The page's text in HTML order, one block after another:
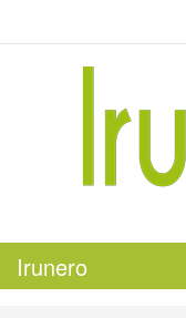
Irunero